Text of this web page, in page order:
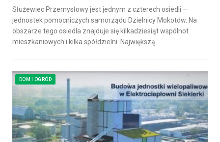
Służewiec Przemysłowy jest jednym z czterech osiedli –
jednostek pomocniczych samorządu Dzielnicy Mokotów. Na
obszarze tego osiedla znajduje się kilkadziesiąt wspólnot
mieszkaniowych i kilka spółdzielni. Największą…
DOM I OGRÓD